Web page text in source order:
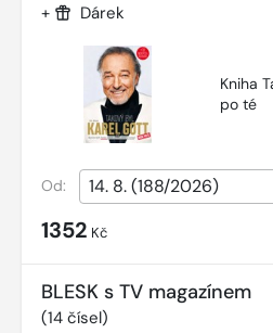
+ Dárek
Kniha
po té
Od:
1352 Kč
BLESK s TV magazínem
(14 čísel)